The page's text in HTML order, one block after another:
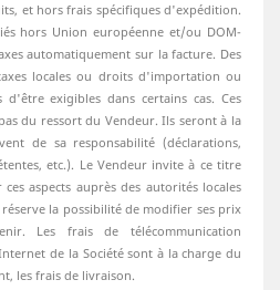
et hors frais spécifiques d'expédition.
hors Union européenne et/ou DOM-
automatiquement sur la facture. Des
locales ou droits d'importation ou
exigibles dans certains cas. Ces
du ressort du Vendeur. Ils seront à la
de sa responsabilité (déclarations,
etc.). Le Vendeur invite à ce titre
aspects auprès des autorités locales
la possibilité de modifier ses prix
Les frais de télécommunication
Internet de la Société sont à la charge du
les frais de livraison.